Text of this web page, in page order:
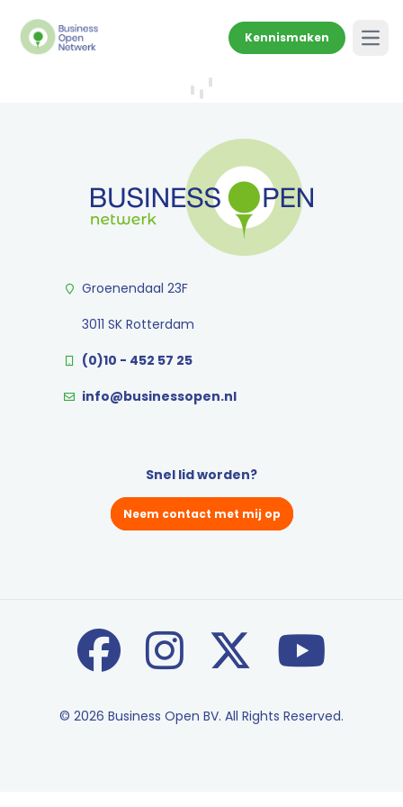
Kennismaken
Groenendaal 23F
3011 SK Rotterdam
(0)10 - 452 57 25
info@businessopen.nl
Snel lid worden?
Neem contact met mij op
© 2026 Business Open BV. All Rights Reserved.